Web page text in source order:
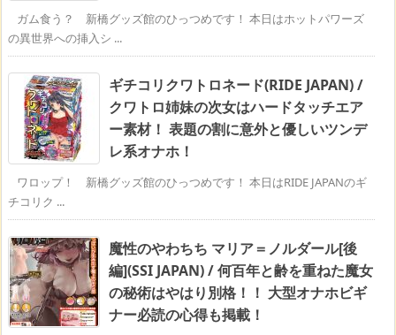
ガム食う？ 新橋グッズ館のひっつめです！ 本日はホットパワーズ
の異世界への挿入シ ...
ギチコリクワトロネード(RIDE JAPAN) /
クワトロ姉妹の次女はハードタッチエア
ー素材！ 表題の割に意外と優しいツンデ
レ系オナホ！
ワロップ！ 新橋グッズ館のひっつめです！ 本日はRIDE JAPANのギ
チコリク ...
魔性のやわちち マリア＝ノルダール[後
編](SSI JAPAN) / 何百年と齢を重ねた魔女
の秘術はやはり別格！！ 大型オナホビギ
ナー必読の心得も掲載！